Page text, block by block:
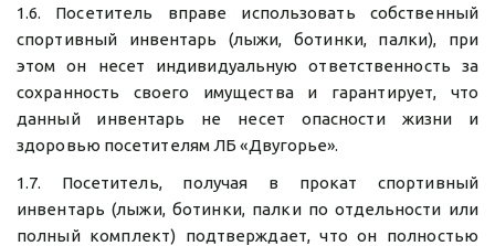
1.6. Посетитель вправе использовать собственный
спортивный инвентарь (лыжи, ботинки, палки), при
этом он несет индивидуальную ответственность за
сохранность своего имущества и гарантирует, что
данный инвентарь не несет опасности жизни и
здоровью посетителям ЛБ «Двугорье».
1.7. Посетитель, получая в прокат спортивный
инвентарь (лыжи, ботинки, палки по отдельности или
полный комплект) подтверждает, что он полностью